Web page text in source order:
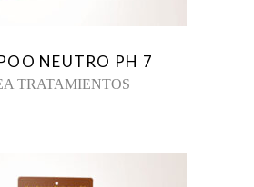
NEUTRO PH 7
TRATAMIENTOS